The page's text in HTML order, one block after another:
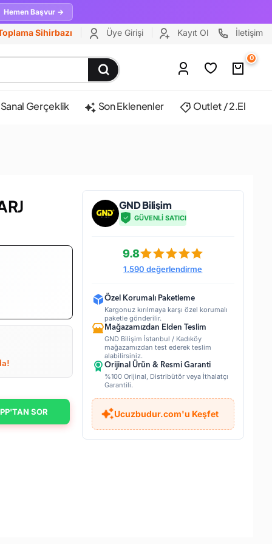
Hemen Başvur →
Sihirbazı Üye Girişi Kayıt Ol İletişim
0
Sanal Gerçeklik Son Eklenenler Outlet / 2.El
SOR
GND Bilişim
GÜVENLİ SATICI
9.8
1.590 değerlendirme
Özel Korumalı Paketleme
Kargonuz kırılmaya karşı özel korumalı
paketle gönderilir.
Mağazamızdan Elden Teslim
GND Bilişim İstanbul / Kadıköy
mağazamızdan test ederek teslim
alabilirsiniz.
Orijinal Ürün & Resmi Garanti
%100 Orijinal, Distribütör veya İthalatçı
Garantili.
Ucuzbudur.com'u Keşfet